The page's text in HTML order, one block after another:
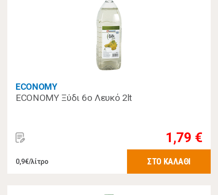
ECONOMY
ECONOMY Ξύδι 6ο Λευκό 2lt
1,79 €
0,9€/λίτρο ΣΤΟ ΚΑΛΑΘΙ